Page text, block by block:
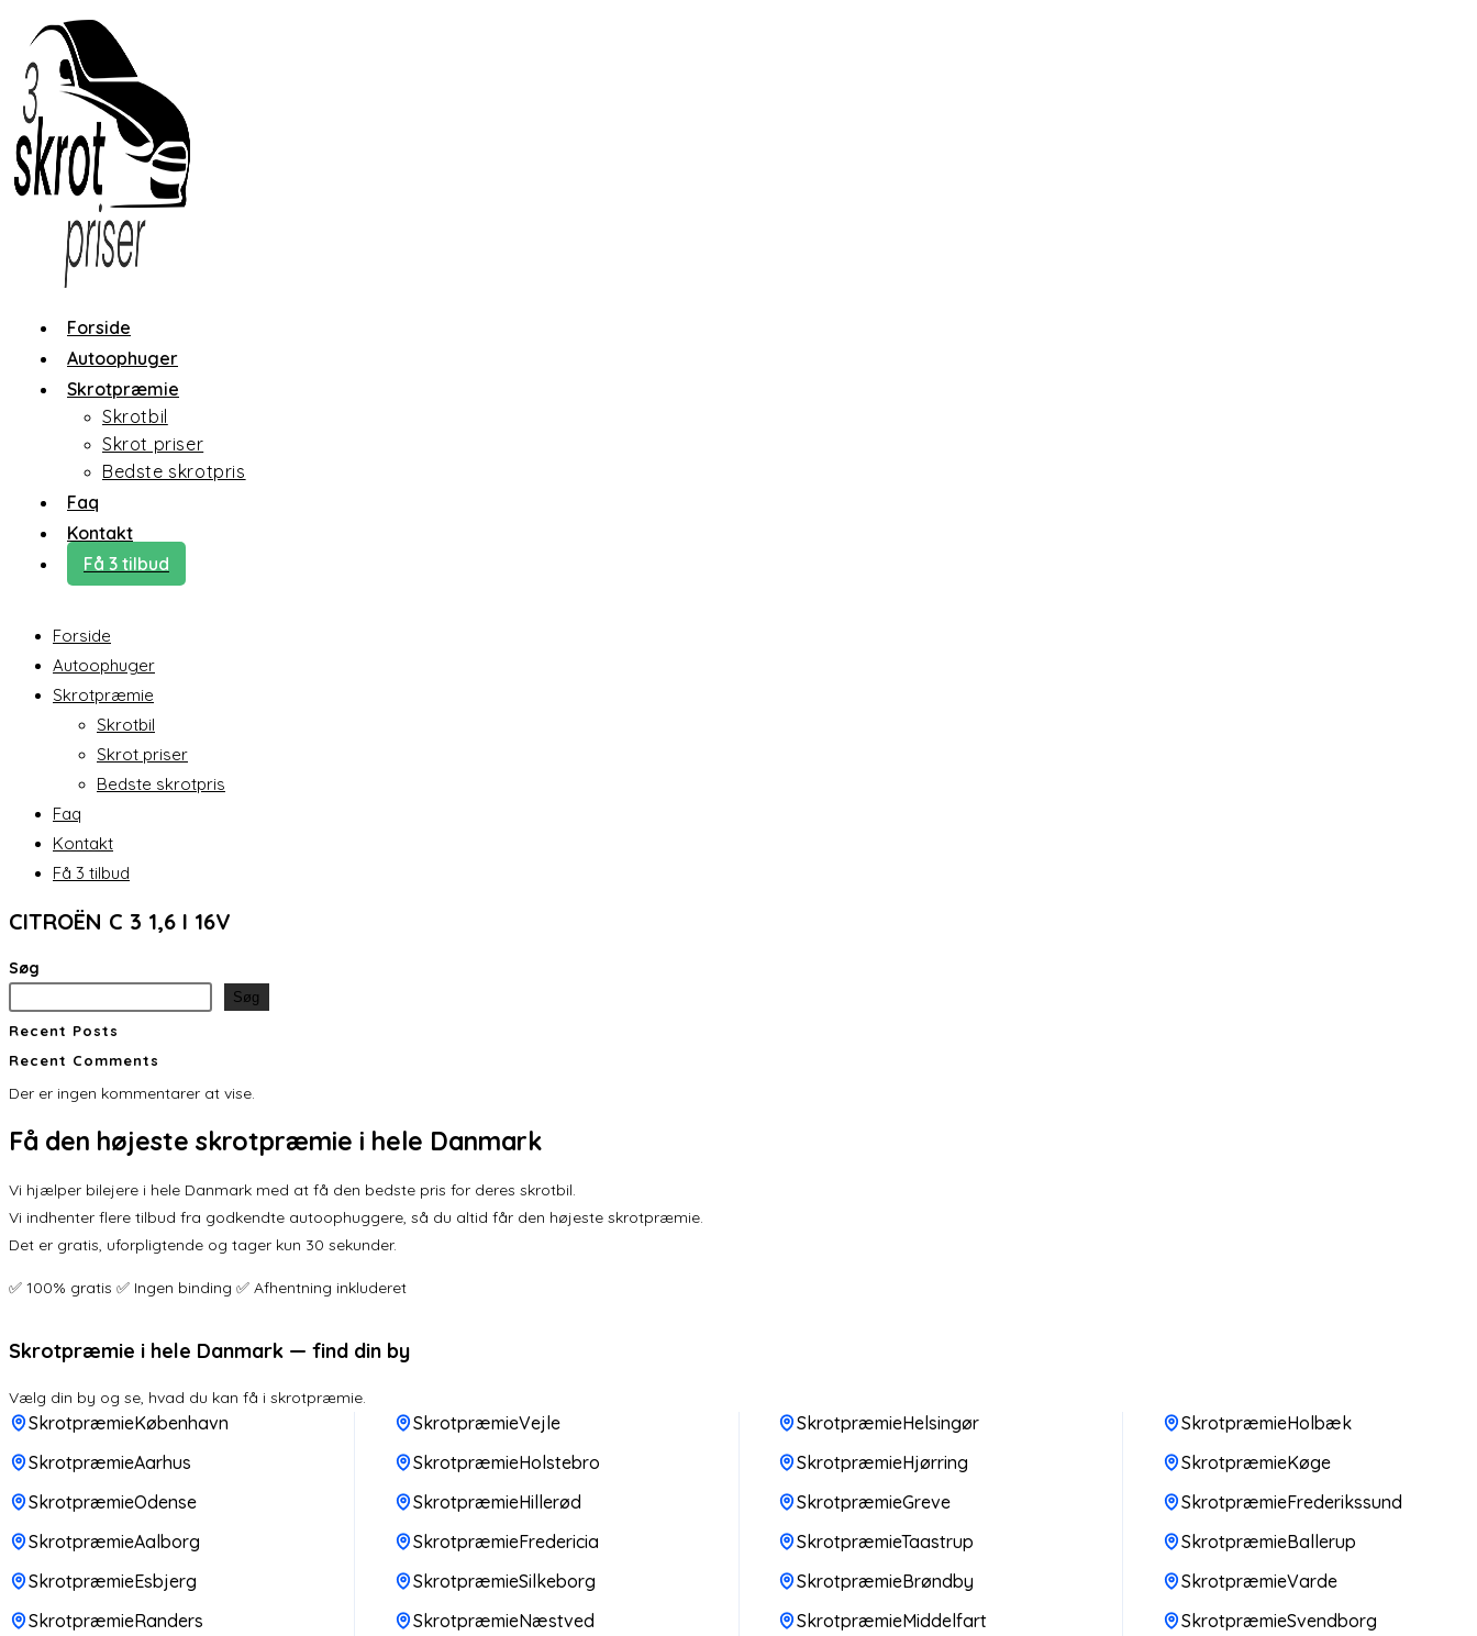
content
Forside
Autoophuger
Skrotpræmie
Skrotbil
Skrot priser
Bedste skrotpris
Faq
Kontakt
Få 3 tilbud
Forside
Autoophuger
Skrotpræmie
Skrotbil
Skrot priser
Bedste skrotpris
Faq
Kontakt
Få 3 tilbud
CITROËN C 3 1,6 I 16V
Søg
Søg
Recent Posts
Recent Comments
Der er ingen kommentarer at vise.
Få den højeste skrotpræmie i hele Danmark
Vi hjælper bilejere i hele Danmark med at få den bedste pris for deres skrotbil.
Vi indhenter flere tilbud fra godkendte autoophuggere, så du altid får den højeste skrotpræmie.
Det er gratis, uforpligtende og tager kun 30 sekunder.
✅ 100% gratis ✅ Ingen binding ✅ Afhentning inkluderet
Skrotpræmie i hele Danmark — find din by
Vælg din by og se, hvad du kan få i skrotpræmie.
SkrotpræmieKøbenhavn
SkrotpræmieAarhus
SkrotpræmieOdense
SkrotpræmieAalborg
SkrotpræmieEsbjerg
SkrotpræmieRanders
SkrotpræmieVejle
SkrotpræmieHolstebro
SkrotpræmieHillerød
SkrotpræmieFredericia
SkrotpræmieSilkeborg
SkrotpræmieNæstved
SkrotpræmieHelsingør
SkrotpræmieHjørring
SkrotpræmieGreve
SkrotpræmieTaastrup
SkrotpræmieBrøndby
SkrotpræmieMiddelfart
SkrotpræmieHolbæk
SkrotpræmieKøge
SkrotpræmieFrederikssund
SkrotpræmieBallerup
SkrotpræmieVarde
SkrotpræmieSvendborg